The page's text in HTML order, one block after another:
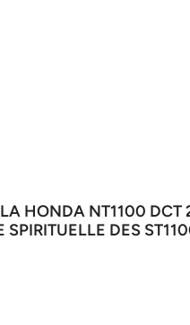
HONDA NT1100 DCT
SPIRITUELLE DES